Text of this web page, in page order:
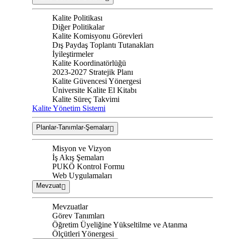
Kalite Politikası
Diğer Politikalar
Kalite Komisyonu Görevleri
Dış Paydaş Toplantı Tutanakları
İyileştirmeler
Kalite Koordinatörlüğü
2023-2027 Stratejik Planı
Kalite Güvencesi Yönergesi
Üniversite Kalite El Kitabı
Kalite Süreç Takvimi
Kalite Yönetim Sistemi
Planlar-Tanımlar-Şemalar
Misyon ve Vizyon
İş Akış Şemaları
PUKÖ Kontrol Formu
Web Uygulamaları
Mevzuat
Mevzuatlar
Görev Tanımları
Öğretim Üyeliğine Yükseltilme ve Atanma
Ölçütleri Yönergesi